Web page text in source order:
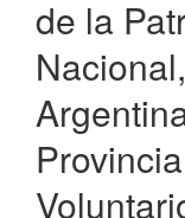
de la